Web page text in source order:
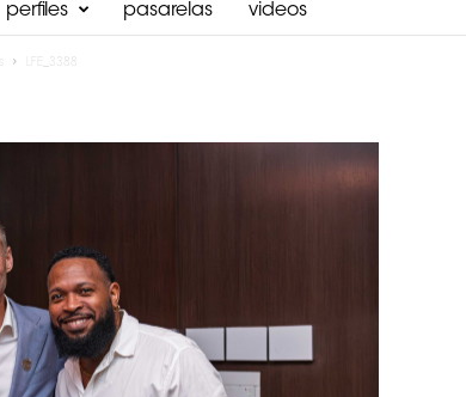
perfiles pasarelas videos
LFE_3388